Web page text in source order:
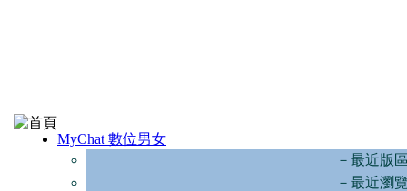
MyChat 數位男女
－最近版
－最近瀏